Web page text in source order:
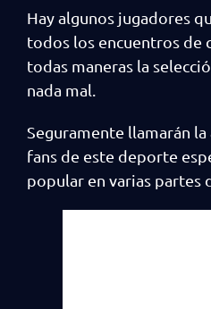
Hay algunos jugadores
todos los encuentros de
todas maneras la
nada mal.
Seguramente llamarán
fans de este deporte
popular en varias partes